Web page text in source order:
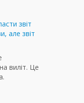
звіт
але звіт
виліт. Це